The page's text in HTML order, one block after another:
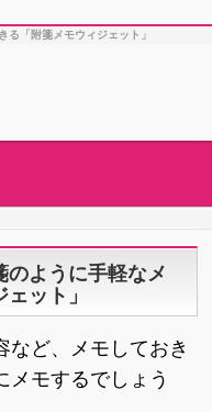
る「附箋メモウィジェット」
のように手軽なメ
ット」
など、メモしておき
メモするでしょう